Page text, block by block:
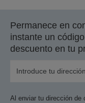
Permanece en
instante un
descuento en tu
Al enviar tu dirección de